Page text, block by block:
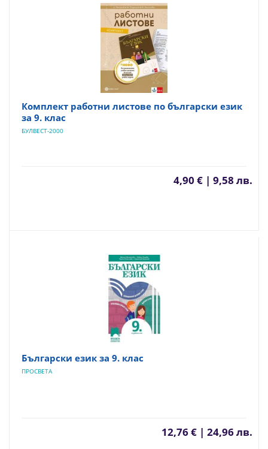
Комплект работни листове по български език
за 9. клас
БУЛВЕСТ-2000
4,90 € | 9,58 лв.
Български език за 9. клас
ПРОСВЕТА
12,76 € | 24,96 лв.